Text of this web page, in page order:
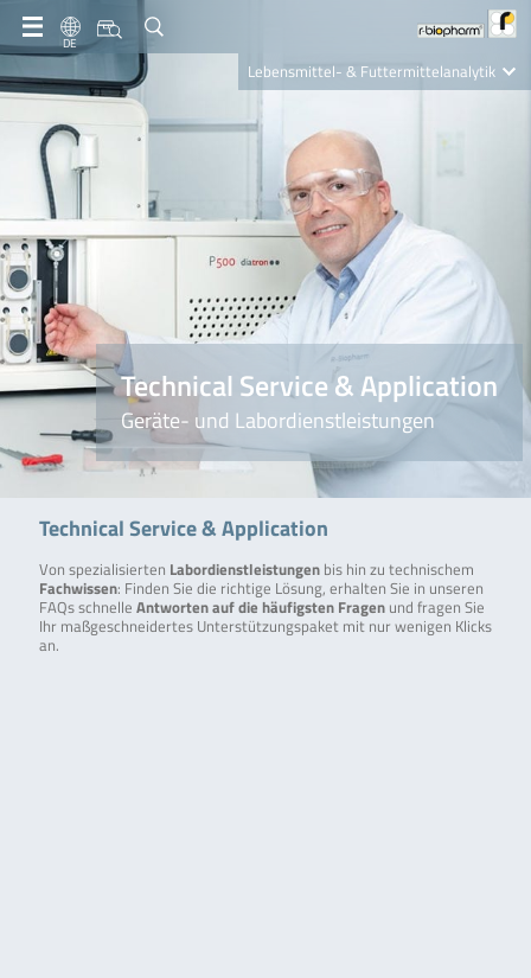
DE
Lebensmittel- & Futtermittelanalytik
Clinical Diagnostics
R-Biopharm AG
Nutrition Care
Technical Service & Application
Geräte- und Labordienstleistungen
Technical Service & Application
Von spezialisierten Labordienstleistungen bis hin zu technischem
Fachwissen: Finden Sie die richtige Lösung, erhalten Sie in unseren
FAQs schnelle Antworten auf die häufigsten Fragenund fragen Sie
Ihr maßgeschneidertes Unterstützungspaket mit nur wenigen Klicks
an.